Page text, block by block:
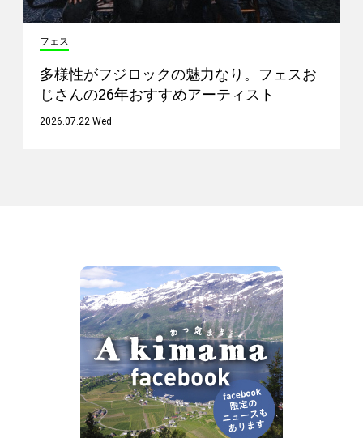
フェス
多様性がフジロックの魅力なり。フェスお
じさんの26年おすすめアーティスト
2026.07.22 Wed